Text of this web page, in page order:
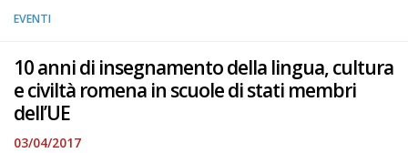
EVENTI
10 anni di insegnamento della lingua, cultura
e civiltà romena in scuole di stati membri
dell’UE
03/04/2017